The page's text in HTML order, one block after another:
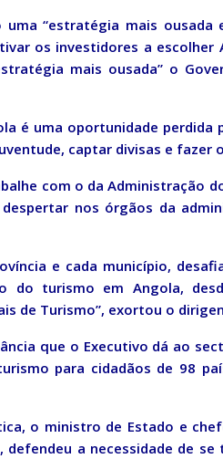
“estratégia mais ousada
os investidores a escolher
mais ousada” o
é uma oportunidade perdida
captar divisas e fazer
com o da Administração
nos órgãos da
e cada município,
do turismo em Angola,
de Turismo”, exortou o
que o Executivo dá ao
para cidadãos de 98
o ministro de Estado e
a necessidade de se